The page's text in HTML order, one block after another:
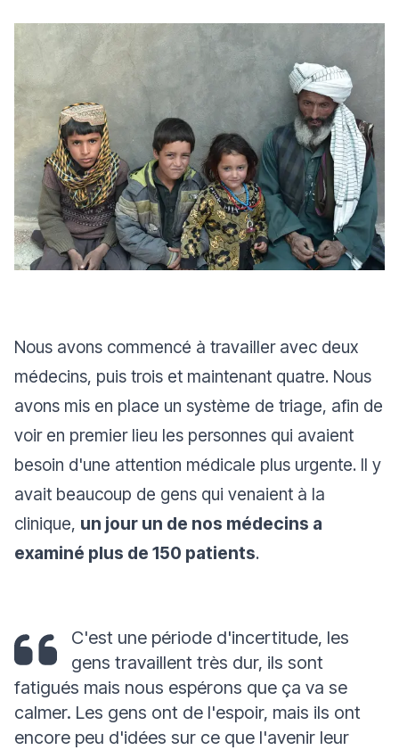
Nous avons commencé à travailler avec deux
médecins, puis trois et maintenant quatre. Nous
avons mis en place un système de triage, afin de
voir en premier lieu les personnes qui avaient
besoin d'une attention médicale plus urgente. Il y
avait beaucoup de gens qui venaient à la
clinique, un jour un de nos médecins a
examiné plus de 150 patients.
C'est une période d'incertitude, les
gens travaillent très dur, ils sont
fatigués mais nous espérons que ça va se
calmer. Les gens ont de l'espoir, mais ils ont
encore peu d'idées sur ce que l'avenir leur